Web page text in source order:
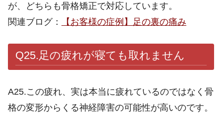
が、どちらも骨格矯正で対応しています。
関連ブログ：
【お客様の症例】足の裏の痛み
Q25.足の疲れが寝ても取れません
A25.この疲れ、実は本当に疲れているのではなく骨
格の変形からくる神経障害の可能性が高いのです。